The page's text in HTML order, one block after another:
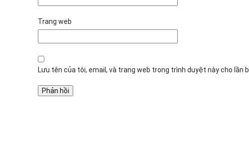
Trang web
Lưu tên của tôi, email, và trang web trong trình duyệt này cho lần